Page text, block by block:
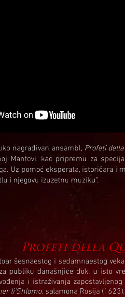
nagrađivan ansambl, Profeti
Mantovi, kao pripremu za
Uz pomoć eksperata, istoričara i
i njegovu izuzetnu muziku".
Profeti della
šesnaestog i sedamnaestog
publiku današnjice dok, u isto
i istraživanja
li'Shlomo, salamona Rosija